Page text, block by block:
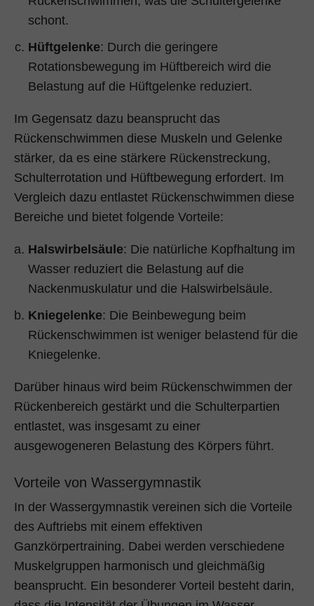
schont.
Hüftgelenke: Durch die geringere
Rotationsbewegung im Hüftbereich wird die
Belastung auf die Hüftgelenke reduziert.
Im Gegensatz dazu beansprucht das
Rückenschwimmen diese Muskeln und Gelenke
stärker, da es eine stärkere Rückenstreckung,
Schulterrotation und Hüftbewegung erfordert. Im
Vergleich dazu entlastet Rückenschwimmen diese
Bereiche und bietet folgende Vorteile:
Halswirbelsäule: Die natürliche Kopfhaltung im
Wasser reduziert die Belastung auf die
Nackenmuskulatur und die Halswirbelsäule.
Kniegelenke: Die Beinbewegung beim
Rückenschwimmen ist weniger belastend für die
Kniegelenke.
Darüber hinaus wird beim Rückenschwimmen der
Rückenbereich gestärkt und die Schulterpartien
entlastet, was insgesamt zu einer
ausgewogeneren Belastung des Körpers führt.
Vorteile von Wassergymnastik
In der Wassergymnastik vereinen sich die Vorteile
des Auftriebs mit einem effektiven
Ganzkörpertraining. Dabei werden verschiedene
Muskelgruppen harmonisch und gleichmäßig
beansprucht. Ein besonderer Vorteil besteht darin,